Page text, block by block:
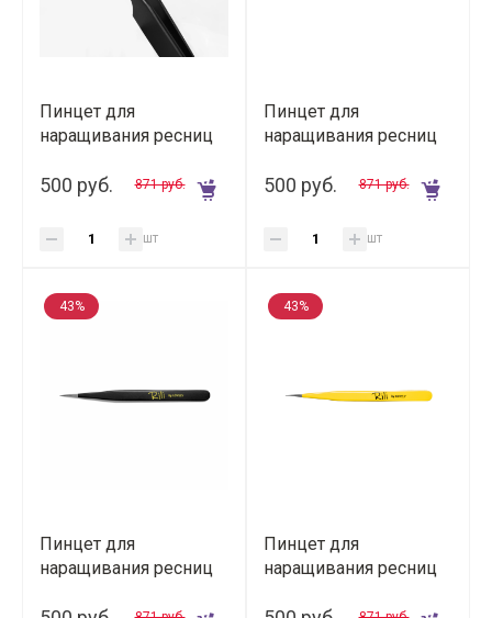
Пинцет для
наращивания ресниц
Line)
500 руб. 871 руб.
шт
Пинцет для
наращивания ресниц
Line)
500 руб. 871 руб.
шт
43%
Пинцет для
наращивания ресниц
43%
Пинцет для
наращивания ресниц